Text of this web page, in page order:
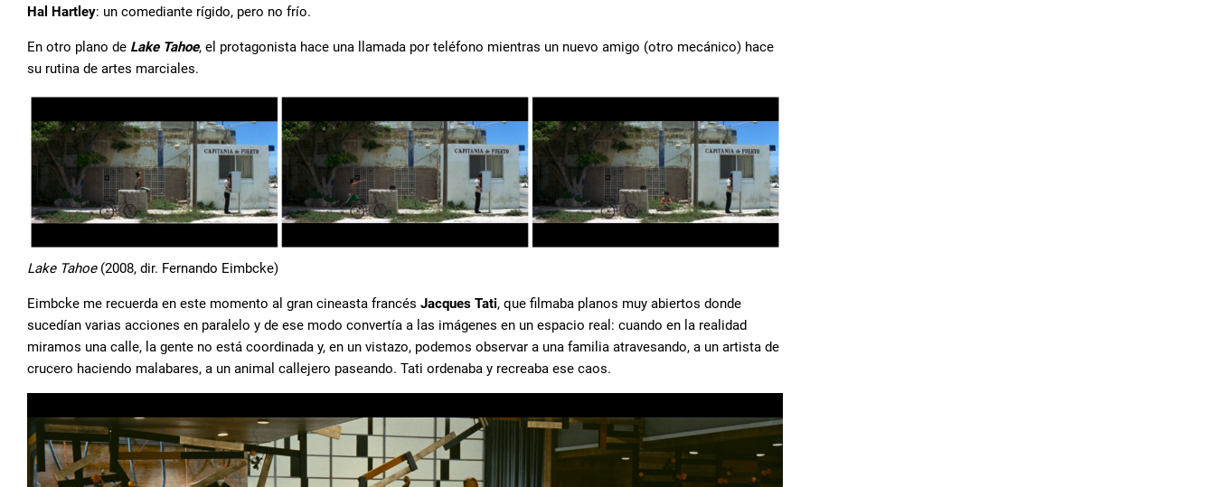
Hal Hartley: un comediante rígido, pero no frío.
En otro plano de Lake Tahoe, el protagonista hace una llamada por teléfono mientras un nuevo amigo (otro mecánico) hace
su rutina de artes marciales.
Lake Tahoe (2008, dir. Fernando Eimbcke)
Eimbcke me recuerda en este momento al gran cineasta francés Jacques Tati, que filmaba planos muy abiertos donde
sucedían varias acciones en paralelo y de ese modo convertía a las imágenes en un espacio real: cuando en la realidad
miramos una calle, la gente no está coordinada y, en un vistazo, podemos observar a una familia atravesando, a un artista de
crucero haciendo malabares, a un animal callejero paseando. Tati ordenaba y recreaba ese caos.